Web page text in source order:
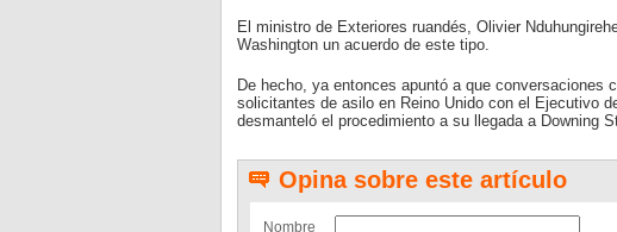
El ministro de Exteriores ruandés, Olivier
Washington un acuerdo de este tipo.
De hecho, ya entonces apuntó a que conversaciones
solicitantes de asilo en Reino Unido con el Ejecutivo
desmanteló el procedimiento a su llegada a Downing
Opina sobre este artículo
Nombre